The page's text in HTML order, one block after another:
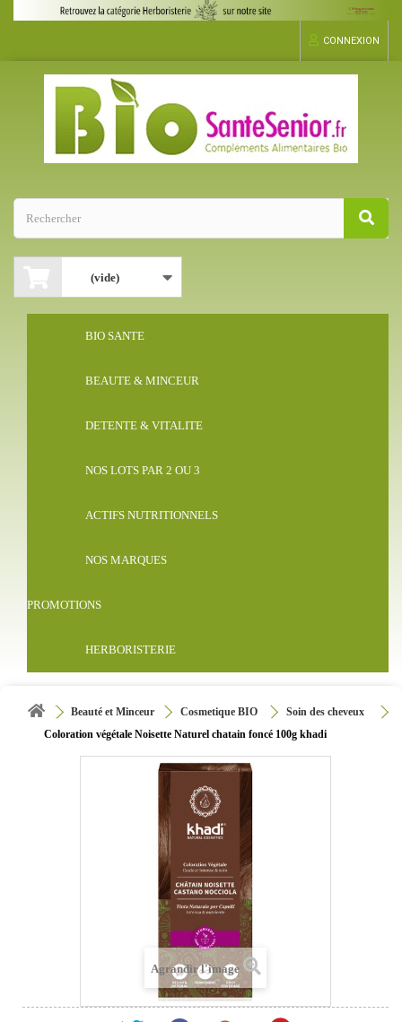
CONNEXION
(vide)
BIO SANTE
BEAUTE & MINCEUR
DETENTE & VITALITE
NOS LOTS PAR 2 OU 3
ACTIFS NUTRITIONNELS
NOS MARQUES
PROMOTIONS
HERBORISTERIE
Beauté et Minceur Cosmetique BIO
Soin des cheveux
Coloration végétale Noisette Naturel chatain foncé 100g khadi
Agrandir l'image